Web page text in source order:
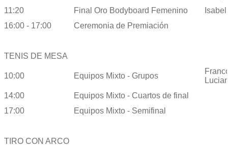
11:20
Final Oro Bodyboard Femenino
16:00 - 17:00
Ceremonia de Premiación
TENIS DE MESA
10:00 Equipos Mixto - Grupos
14:00
Equipos Mixto - Cuartos de final
17:00
Equipos Mixto - Semifinal
TIRO CON ARCO